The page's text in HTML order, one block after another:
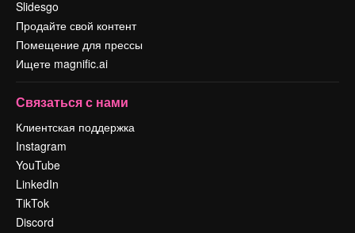
Slidesgo
Продайте свой контент
Помещение для прессы
Ищете magnific.ai
Связаться с нами
Клиентская поддержка
Instagram
YouTube
LinkedIn
TikTok
Discord